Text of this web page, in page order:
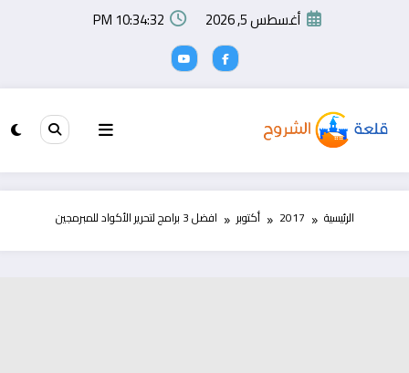
أغسطس 5, 2026 10:34:33 PM
الرئيسية 2017 أكتوبر افضل 3 برامج لتحرير الأكواد للمبرمجين